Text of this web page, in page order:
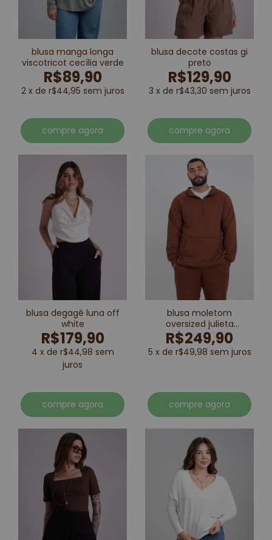
blusa manga longa
viscotricot cecília verde
R$89,90
2 x de r$44,95 sem juros
compre agora
blusa decote costas gi
preto
R$129,90
3 x de r$43,30 sem juros
compre agora
blusa degagê luna off
white
R$179,90
4 x de r$44,98 sem
juros
compre agora
blusa moletom
oversized julieta
marrom
R$249,90
5 x de r$49,98 sem juros
compre agora